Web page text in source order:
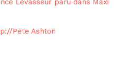
Levasseur paru dans Maxi
Pete Ashton